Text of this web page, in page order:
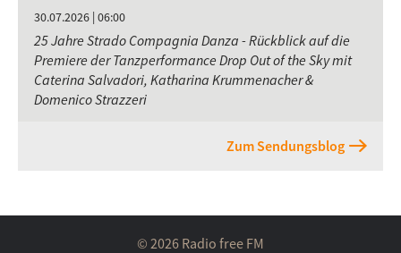
30.07.2026 | 06:00
25 Jahre Strado Compagnia Danza - Rückblick auf die
Premiere der Tanzperformance Drop Out of the Sky mit
Caterina Salvadori, Katharina Krummenacher &
Domenico Strazzeri
Zum Sendungsblog
© 2026 Radio free FM